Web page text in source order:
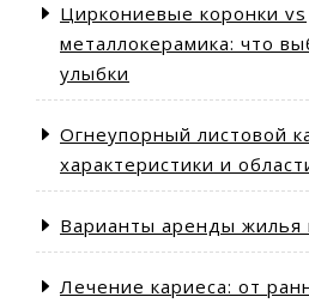
Циркониевые коронки vs
металлокерамика: что
улыбки
Огнеупорный листовой
характеристики и
Варианты аренды жилья
Лечение кариеса: от